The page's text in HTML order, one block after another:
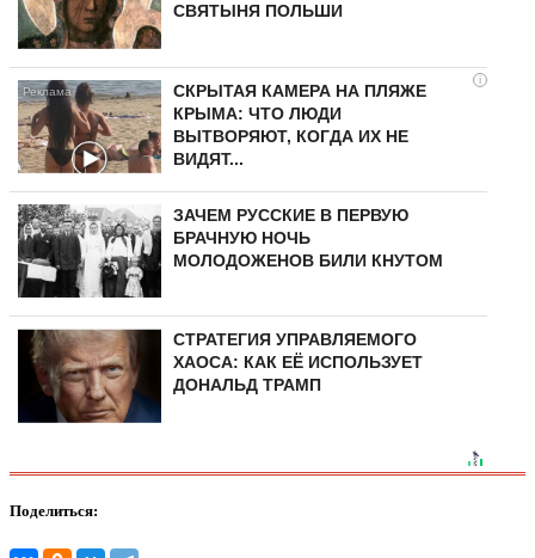
СВЯТЫНЯ ПОЛЬШИ
i
СКРЫТАЯ КАМЕРА НА ПЛЯЖЕ
КРЫМА: ЧТО ЛЮДИ
ВЫТВОРЯЮТ, КОГДА ИХ НЕ
ВИДЯТ...
ЗАЧЕМ РУССКИЕ В ПЕРВУЮ
БРАЧНУЮ НОЧЬ
МОЛОДОЖЕНОВ БИЛИ КНУТОМ
СТРАТЕГИЯ УПРАВЛЯЕМОГО
ХАОСА: КАК ЕЁ ИСПОЛЬЗУЕТ
ДОНАЛЬД ТРАМП
Поделиться: